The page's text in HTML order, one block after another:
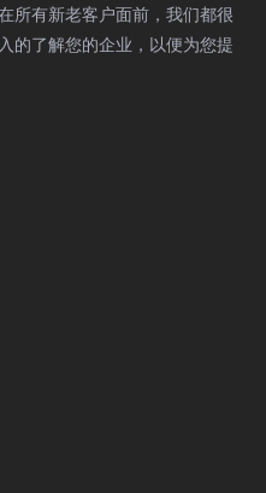
所有新老客户面前，我们都很
的了解您的企业，以便为您提